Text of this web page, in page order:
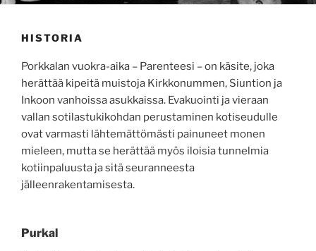
HISTORIA
Porkkalan vuokra-aika – Parenteesi – on käsite, joka
herättää kipeitä muistoja Kirkkonummen, Siuntion ja
Inkoon vanhoissa asukkaissa. Evakuointi ja vieraan
vallan sotilastukikohdan perustaminen kotiseudulle
ovat varmasti lähtemättömästi painuneet monen
mieleen, mutta se herättää myös iloisia tunnelmia
kotiinpaluusta ja sitä seuranneesta
jälleenrakentamisesta.
Purkal